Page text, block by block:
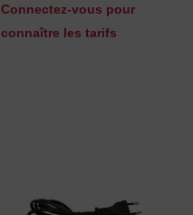
Connectez-vous pour
connaître les tarifs